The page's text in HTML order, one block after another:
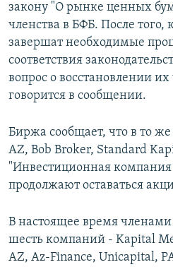
закону "О рынке ценных
членства в БФБ. После
завершат необходимые
соответствия
вопрос о восстановлении их
говорится в сообщении.
Биржа сообщает, что в то
AZ, Bob Broker, Standard
"Инвестиционная
продолжают оставаться
В настоящее время
шесть компаний - Kapital
AZ, Az-Finance, Unicapital,